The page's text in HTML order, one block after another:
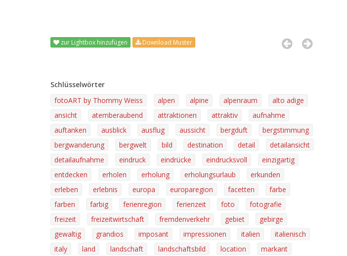
zur Lightbox hinzufügen Download Muster
Schlüsselwörter
fotoART by Thommy Weiss
alpen alpine alpenraum
alto adige
ansicht
atemberaubend attraktionen attraktiv
aufnahme
auftanken
ausblick ausflug aussicht bergduft
bergstimmung
bergwanderung
bergwelt bild destination detail
detailansicht
detailaufnahme
eindruck eindrücke eindrucksvoll
einzigartig
entdecken
erholen erholung erholungsurlaub
erkunden
erleben
erlebnis europa europaregion facetten
farbe
farben
farbig ferienregion ferienzeit foto
fotografie
freizeit
freizeitwirtschaft fremdenverkehr gebiet
gebirge
gewaltig
grandios imposant impressionen italien
italienisch
italy
land landschaft landschaftsbild location
markant